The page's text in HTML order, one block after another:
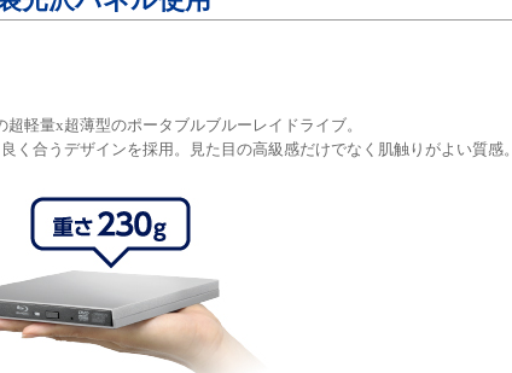
軽量x超薄型のポータブルブルーレイドライブ。
く合うデザインを採用。見た目の高級感だけでなく肌触りがよい質感。